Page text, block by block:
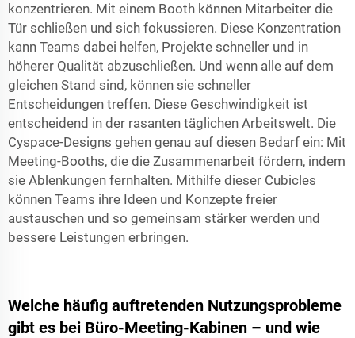
konzentrieren. Mit einem Booth können Mitarbeiter die
Tür schließen und sich fokussieren. Diese Konzentration
kann Teams dabei helfen, Projekte schneller und in
höherer Qualität abzuschließen. Und wenn alle auf dem
gleichen Stand sind, können sie schneller
Entscheidungen treffen. Diese Geschwindigkeit ist
entscheidend in der rasanten täglichen Arbeitswelt. Die
Cyspace-Designs gehen genau auf diesen Bedarf ein: Mit
Meeting-Booths, die die Zusammenarbeit fördern, indem
sie Ablenkungen fernhalten. Mithilfe dieser Cubicles
können Teams ihre Ideen und Konzepte freier
austauschen und so gemeinsam stärker werden und
bessere Leistungen erbringen.
Welche häufig auftretenden Nutzungsprobleme
gibt es bei Büro-Meeting-Kabinen – und wie